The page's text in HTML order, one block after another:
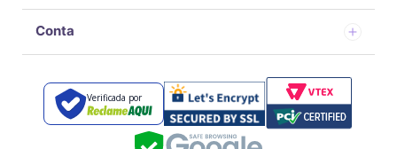
Conta
Verificada por